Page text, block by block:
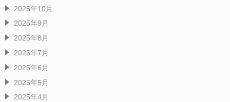
2025年10月
2025年9月
2025年8月
2025年7月
2025年6月
2025年5月
2025年4月